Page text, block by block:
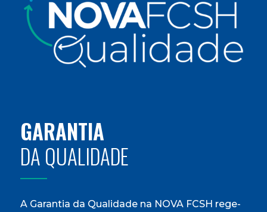
GARANTIA
DA QUALIDADE
A Garantia da Qualidade na NOVA FCSH rege-